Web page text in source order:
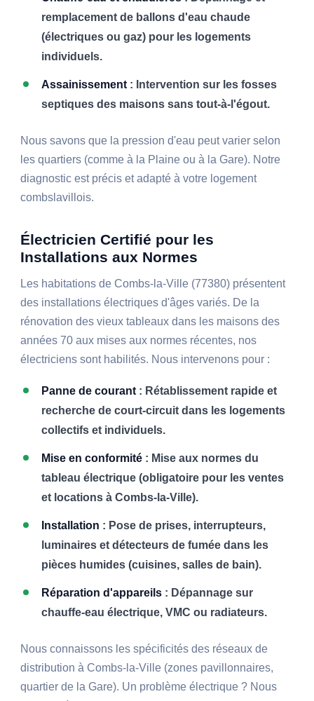
remplacement de ballons d'eau chaude
(électriques ou gaz) pour les logements
individuels.
Assainissement: Intervention sur les fosses
septiques des maisons sans tout-à-l'égout.
Nous savons que la pression d'eau peut varier selon
les quartiers (comme à la Plaine ou à la Gare). Notre
diagnostic est précis et adapté à votre logement
combslavillois.
Électricien Certifié pour les
Installations aux Normes
Les habitations de Combs-la-Ville (77380) présentent
des installations électriques d'âges variés. De la
rénovation des vieux tableaux dans les maisons des
années 70 aux mises aux normes récentes, nos
électriciens sont habilités. Nous intervenons pour :
Panne de courant: Rétablissement rapide et
recherche de court-circuit dans les logements
collectifs et individuels.
Mise en conformité : Mise aux normes du
tableau électrique (obligatoire pour les ventes
et locations à Combs-la-Ville).
Installation : Pose de prises, interrupteurs,
luminaires et détecteurs de fumée dans les
pièces humides (cuisines, salles de bain).
Réparation d'appareils : Dépannage sur
chauffe-eau électrique, VMC ou radiateurs.
Nous connaissons les spécificités des réseaux de
distribution à Combs-la-Ville (zones pavillonnaires,
quartier de la Gare). Un problème électrique ? Nous